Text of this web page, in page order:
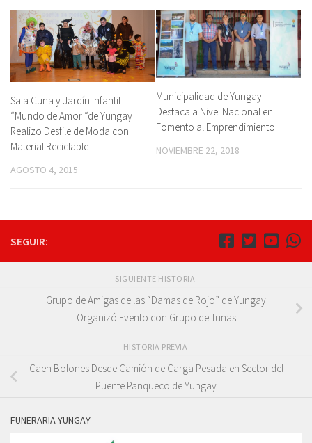
Sala Cuna y Jardín Infantil
“Mundo de Amor “de Yungay
Realizo Desfile de Moda con
Material Reciclable
AGOSTO 4, 2015
Municipalidad de Yungay
Destaca a Nivel Nacional en
Fomento al Emprendimiento
NOVIEMBRE 22, 2018
SEGUIR:
SIGUIENTE HISTORIA
Grupo de Amigas de las “Damas de Rojo” de Yungay
Organizó Evento con Grupo de Tunas
HISTORIA PREVIA
Caen Bolones Desde Camión de Carga Pesada en Sector del
Puente Panqueco de Yungay
FUNERARIA YUNGAY